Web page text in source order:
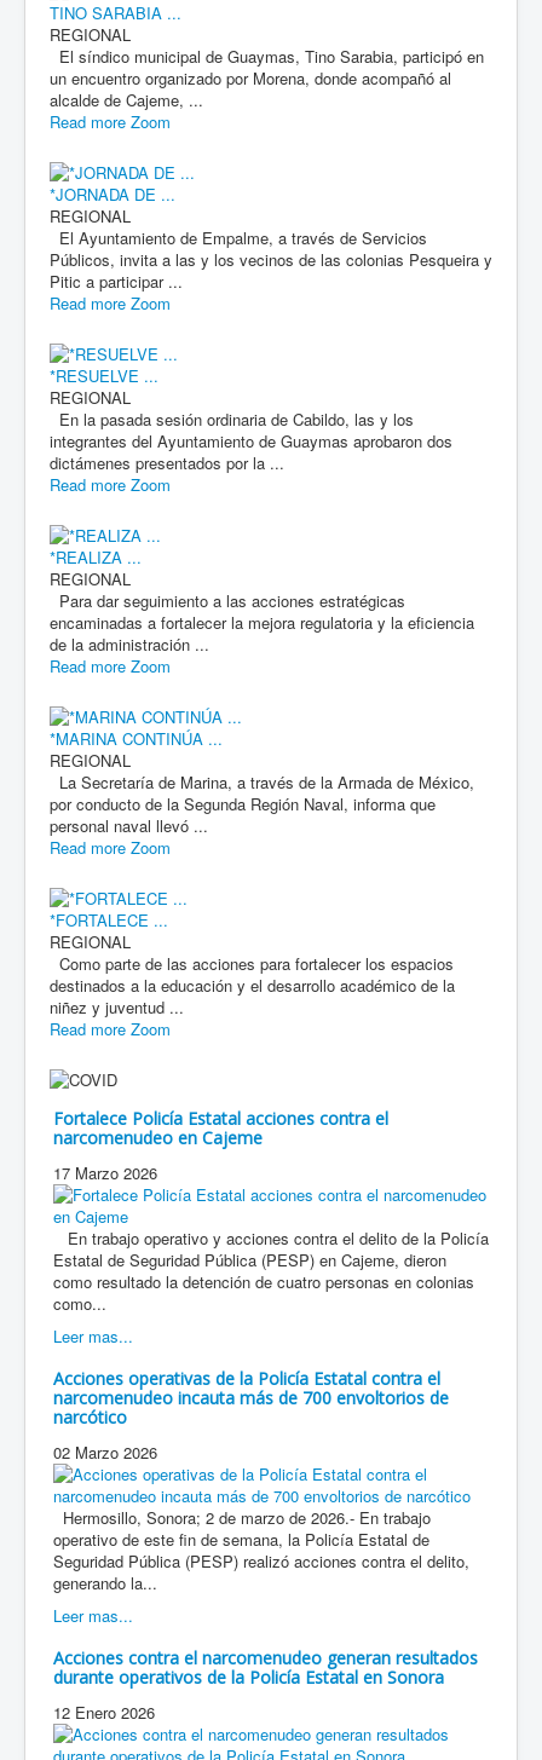
TINO SARABIA ...
REGIONAL
El síndico municipal de Guaymas, Tino Sarabia, participó en
un encuentro organizado por Morena, donde acompañó al
alcalde de Cajeme, ...
Read more Zoom
*JORNADA DE ...
REGIONAL
El Ayuntamiento de Empalme, a través de Servicios
Públicos, invita a las y los vecinos de las colonias Pesqueira y
Pitic a participar ...
Read more Zoom
*RESUELVE ...
REGIONAL
En la pasada sesión ordinaria de Cabildo, las y los
integrantes del Ayuntamiento de Guaymas aprobaron dos
dictámenes presentados por la ...
Read more Zoom
*REALIZA ...
REGIONAL
Para dar seguimiento a las acciones estratégicas
encaminadas a fortalecer la mejora regulatoria y la eficiencia
de la administración ...
Read more Zoom
*MARINA CONTINÚA ...
REGIONAL
La Secretaría de Marina, a través de la Armada de México,
por conducto de la Segunda Región Naval, informa que
personal naval llevó ...
Read more Zoom
*FORTALECE ...
REGIONAL
Como parte de las acciones para fortalecer los espacios
destinados a la educación y el desarrollo académico de la
niñez y juventud ...
Read more Zoom
Fortalece Policía Estatal acciones contra el
narcomenudeo en Cajeme
17 Marzo 2026
En trabajo operativo y acciones contra el delito de la Policía
Estatal de Seguridad Pública (PESP) en Cajeme, dieron
como resultado la detención de cuatro personas en colonias
como...
Leer mas...
Acciones operativas de la Policía Estatal contra el
narcomenudeo incauta más de 700 envoltorios de
narcótico
02 Marzo 2026
Hermosillo, Sonora; 2 de marzo de 2026.- En trabajo
operativo de este fin de semana, la Policía Estatal de
Seguridad Pública (PESP) realizó acciones contra el delito,
generando la...
Leer mas...
Acciones contra el narcomenudeo generan resultados
durante operativos de la Policía Estatal en Sonora
12 Enero 2026